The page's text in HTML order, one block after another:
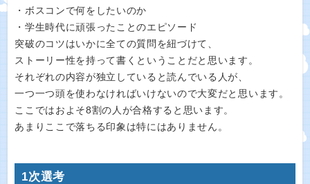
・ボスコンで何をしたいのか
・学生時代に頑張ったことのエピソード
突破のコツはいかに全ての質問を紐づけて、
ストーリー性を持って書くということだと思います。
それぞれの内容が独立していると読んでいる人が、
一つ一つ頭を使わなければいけないので大変だと思います。
ここではおよそ8割の人が合格すると思います。
あまりここで落ちる印象は特にはありません。
1次選考